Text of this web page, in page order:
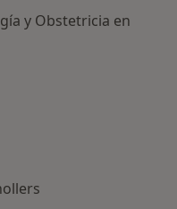
y Obstetricia en